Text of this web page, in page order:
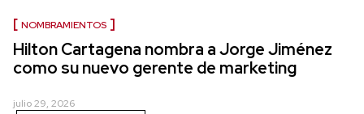
NOMBRAMIENTOS
Hilton Cartagena nombra a Jorge Jiménez
como su nuevo gerente de marketing
julio 29, 2026